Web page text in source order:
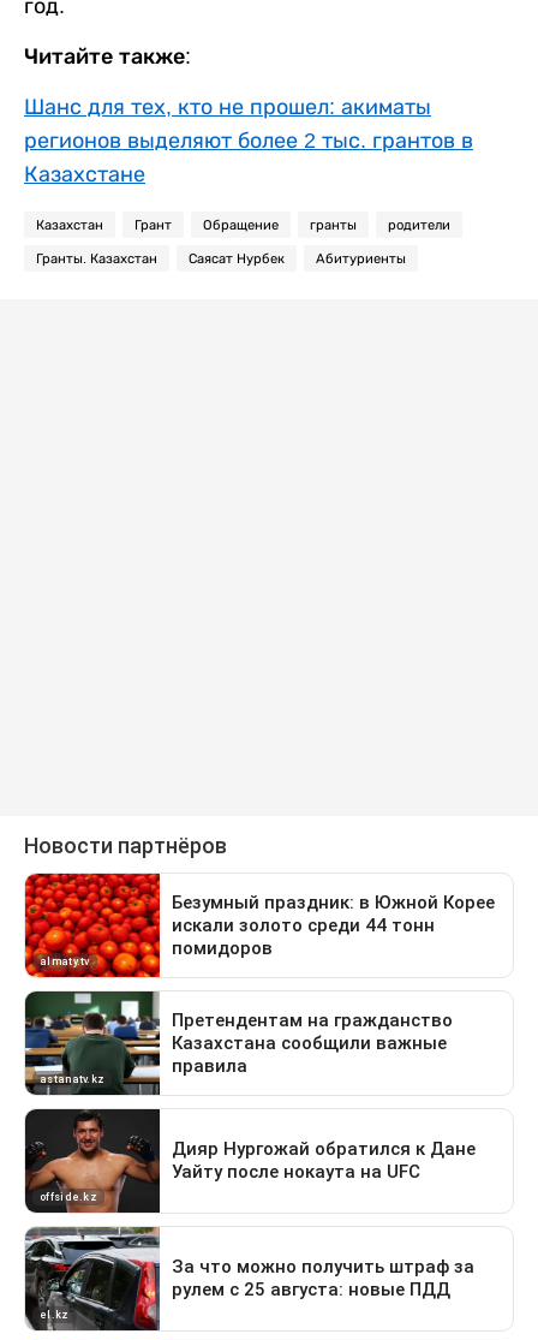
год.
Читайте также:
Шанс для тех, кто не прошел: акиматы
регионов выделяют более 2 тыс. грантов в
Казахстане
Казахстан Грант Обращение гранты родители
Гранты. Казахстан Саясат Нурбек Абитуриенты